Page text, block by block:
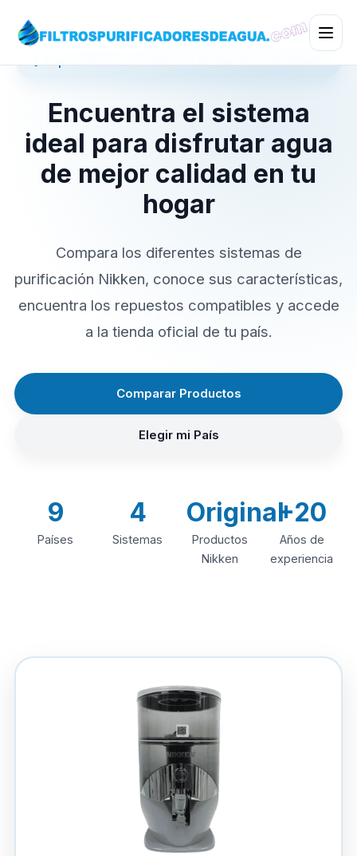
Encuentra el sistema
ideal para disfrutar agua
de mejor calidad en tu
hogar
Compara los diferentes sistemas de
purificación Nikken, conoce sus características,
encuentra los repuestos compatibles y accede
a la tienda oficial de tu país.
Comparar Productos
Elegir mi País
9
Países
4
Sistemas
Original
Productos
Nikken
+20
Años de
experiencia